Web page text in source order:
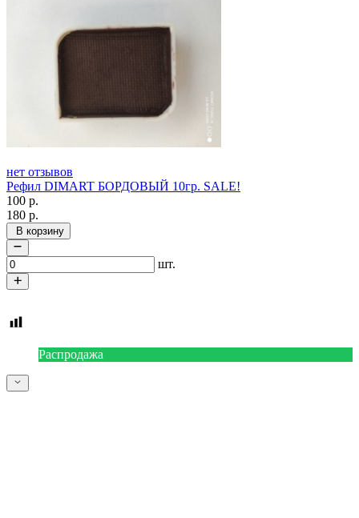
нет отзывов
Рефил DIMART БОРДОВЫЙ 10гр. SALE!
100 р.
180 р.
В корзину
шт.
Распродажа